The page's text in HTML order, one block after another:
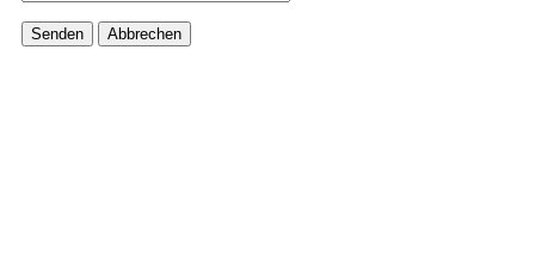
Senden Abbrechen